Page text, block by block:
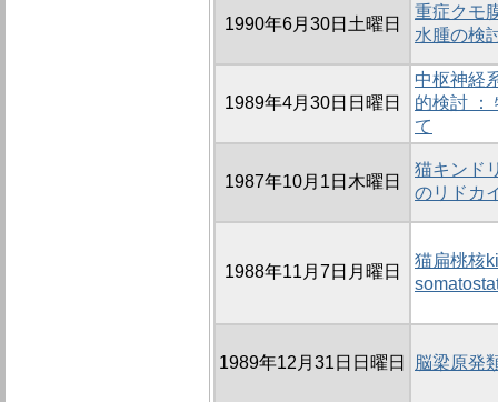
1990年6月30日土曜日
重症クモ
水腫の検
1989年4月30日日曜日
中枢神経
的検討 ：
て
1987年10月1日木曜日
猫キンド
のリドカ
1988年11月7日月曜日
猫扁桃核
1989年12月31日日曜日 脳梁原発